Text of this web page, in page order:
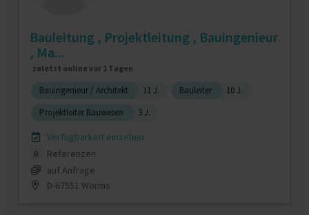
Bauleitung , Projektleitung , Bauingenieur
, Ma...
zuletzt online vor 1 Tagen
Bauingenieur / Architekt 11 J. Bauleiter
10 J.
Projektleiter Bauwesen
3 J.
Verfügbarkeit einsehen
0
Referenzen
auf Anfrage
D-67551 Worms